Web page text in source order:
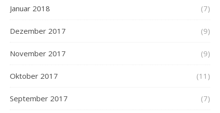
Januar 2018 (7)
Dezember 2017 (9)
November 2017 (9)
Oktober 2017 (11)
September 2017 (7)